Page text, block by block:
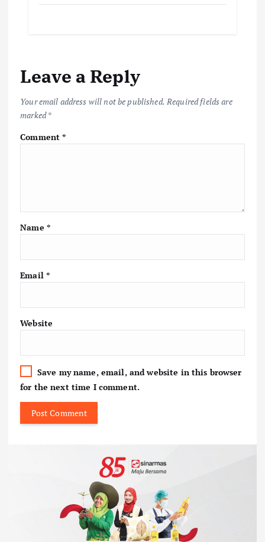
Leave a Reply
Your email address will not be published. Required fields are
marked*
Comment*
Name *
Email *
Website
Save my name, email, and website in this browser
for the next time I comment.